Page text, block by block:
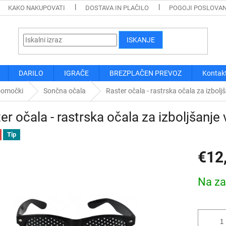
KAKO NAKUPOVATI DOSTAVA IN PLAČILO POGOJI
ISKANJE
DARILO IGRAČE BREZPLAČEN PREVOZ
Sončna očala Raster očala - rastrska očala za
očala - rastrska očala za izboljšanje
Tip
mere:
Na